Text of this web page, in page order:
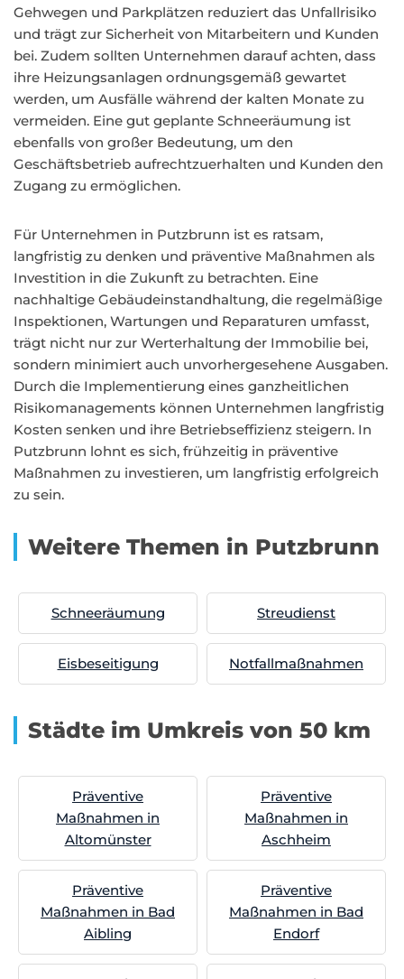
Gehwegen und Parkplätzen reduziert das Unfallrisiko
und trägt zur Sicherheit von Mitarbeitern und Kunden
bei. Zudem sollten Unternehmen darauf achten, dass
ihre Heizungsanlagen ordnungsgemäß gewartet
werden, um Ausfälle während der kalten Monate zu
vermeiden. Eine gut geplante Schneeräumung ist
ebenfalls von großer Bedeutung, um den
Geschäftsbetrieb aufrechtzuerhalten und Kunden den
Zugang zu ermöglichen.
Für Unternehmen in Putzbrunn ist es ratsam,
langfristig zu denken und präventive Maßnahmen als
Investition in die Zukunft zu betrachten. Eine
nachhaltige Gebäudeinstandhaltung, die regelmäßige
Inspektionen, Wartungen und Reparaturen umfasst,
trägt nicht nur zur Werterhaltung der Immobilie bei,
sondern minimiert auch unvorhergesehene Ausgaben.
Durch die Implementierung eines ganzheitlichen
Risikomanagements können Unternehmen langfristig
Kosten senken und ihre Betriebseffizienz steigern. In
Putzbrunn lohnt es sich, frühzeitig in präventive
Maßnahmen zu investieren, um langfristig erfolgreich
zu sein.
Weitere Themen in Putzbrunn
Schneeräumung Streudienst
Eisbeseitigung Notfallmaßnahmen
Städte im Umkreis von 50 km
Präventive
Maßnahmen in
Altomünster
Präventive
Maßnahmen in
Aschheim
Präventive
Maßnahmen in Bad
Aibling
Präventive
Maßnahmen in Bad
Endorf